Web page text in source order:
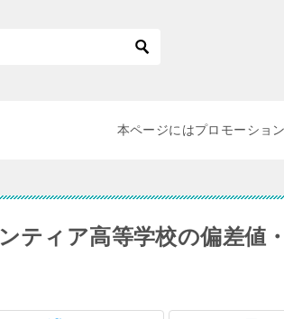
本ページにはプロモーショ
ティア高等学校の偏差値